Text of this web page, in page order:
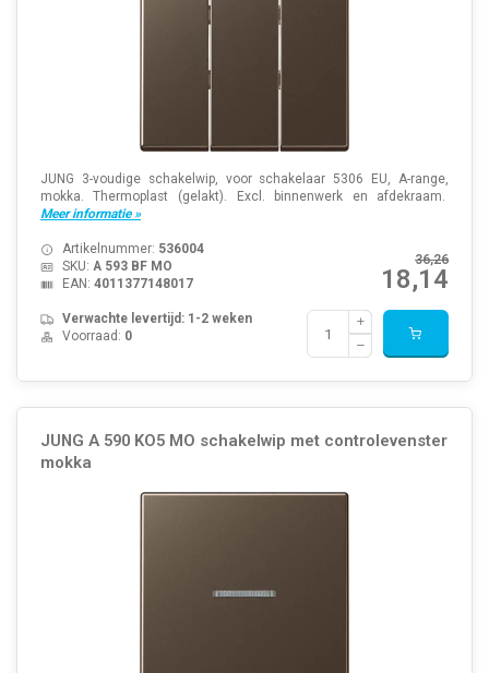
JUNG 3-voudige schakelwip, voor schakelaar 5306 EU, A-range,
mokka. Thermoplast (gelakt). Excl. binnenwerk en afdekraam.
Meer informatie »
36,26
18,14
Artikelnummer: 536004
SKU: A 593 BF MO
EAN: 4011377148017
Verwachte levertijd: 1-2 weken
Voorraad: 0
JUNG A 590 KO5 MO schakelwip met controlevenster
mokka